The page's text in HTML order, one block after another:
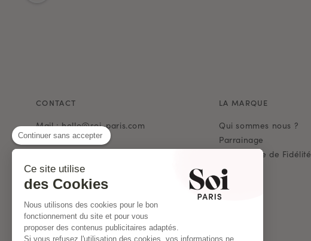
CONTACT
Mail : hello@soi-paris.com
Whatsapp
LA MARQUE
Qui sommes nous ?
Parrainage
Programme de Fidélité
Journal
Presse
Soldes
Continuer sans accepter
Ce site utilise
des Cookies
Nous utilisons des cookies pour le bon
fonctionnement du site et pour vous
proposer des contenus publicitaires adaptés.
Si vous refusez l'utilisation des cookies, vos informations ne